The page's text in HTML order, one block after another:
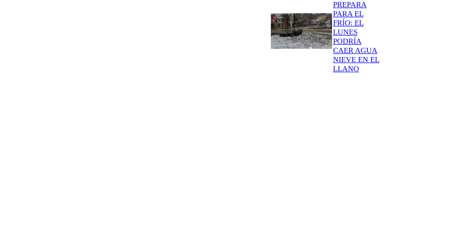
PREPARA
PARA EL
FRÍO: EL
LUNES
PODRÍA
CAER AGUA
NIEVE EN EL
LLANO